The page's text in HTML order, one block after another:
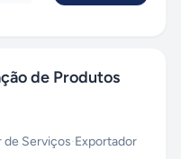
de Produtos
de Serviços·Exportador